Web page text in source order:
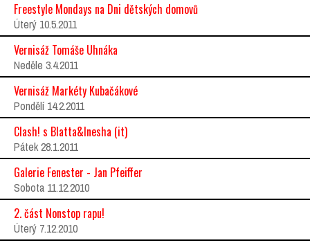
Freestyle Mondays na Dni dětských domovů
Úterý 10.5.2011
Vernisáž Tomáše Uhnáka
Neděle 3.4.2011
Vernisáž Markéty Kubačákové
Pondělí 14.2.2011
Clash! s Blatta&Inesha (it)
Pátek 28.1.2011
Galerie Fenester - Jan Pfeiffer
Sobota 11.12.2010
2. část Nonstop rapu!
Úterý 7.12.2010